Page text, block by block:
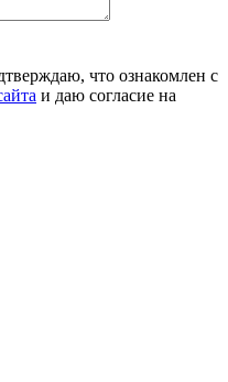
что ознакомлен с
и даю согласие на